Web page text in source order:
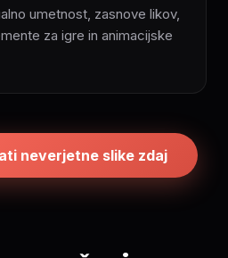
umetnost, zasnove likov,
za igre in animacijske
neverjetne slike zdaj